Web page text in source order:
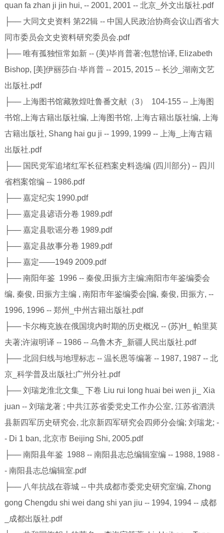
quan fa zhan ji jin hui, -- 2001, 2001 -- 北京_外文出版社.pdf
├── 大同文史资料 第22辑 -- 中国人民政治协商会议山西省大
同市委员会文史资料研究委员会.pdf
├── 唯有孤独恒常如新 -- (美)毕肖普著;包慧怡译, Elizabeth
Bishop, [美]伊丽莎白·毕肖普 -- 2015, 2015 -- 长沙_湖南文艺
出版社.pdf
├── 上海图书馆藏敦煌吐鲁番文献（3） 104-155 -- 上海图
书馆,上海古籍出版社编, 上海图书馆, 上海古籍出版社编, 上海
古籍出版社, Shang hai gu ji -- 1999, 1999 -- 上海_上海古籍
出版社.pdf
├── 国民党军追堵红军长征档案史料选编 (四川部分) -- 四川
省档案馆编 -- 1986.pdf
├── 嘉定纪实 1990.pdf
├── 嘉定县谚语分卷 1989.pdf
├── 嘉定县歌谣分卷 1989.pdf
├── 嘉定县故事分卷 1989.pdf
├── 嘉定——1949 2009.pdf
├── 南阳年鉴 1996 -- 秦俊,田振方主编;南阳市年鉴编委会
编, 秦俊, 田振方主编 , 南阳市年鉴编委会[编, 秦俊, 田振方, --
1996, 1996 -- 郑州_中州古籍出版社.pdf
├── 卡尔梅克族在俄国境内时期的历史概况 -- (苏)H_ 帕里莫
夫著;许淑明译 -- 1986 -- 乌鲁木齐_新疆人民出版社.pdf
├── 北回归线与地理标志 -- 温长恩等编著 -- 1987, 1987 -- 北
京_科学普及出版社;广州分社.pdf
├── 刘瑞龙淮北文集_ 下卷 Liu rui long huai bei wen ji_ Xia
juan -- 刘瑞龙著 ; 中共江苏省委党史工作办公室, 江苏省泗洪
县新四军历史研究会, 北京新四军研究会四师分会编; 刘瑞龙; -
- Di 1 ban, 北京市 Beijing Shi, 2005.pdf
├── 南阳县年鉴 1988 -- 南阳县志总编辑室编 -- 1988, 1988 -
- 南阳县志总编辑室.pdf
├── 八年抗战在蓉城 -- 中共成都市委党史研究室编, Zhong
gong Chengdu shi wei dang shi yan jiu -- 1994, 1994 -- 成都
_成都出版社.pdf